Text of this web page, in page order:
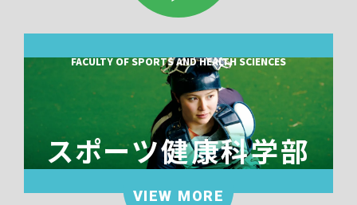
スポーツ健康科学部
FACULTY OF SPORTS AND HEALTH SCIENCES
VIEW MORE